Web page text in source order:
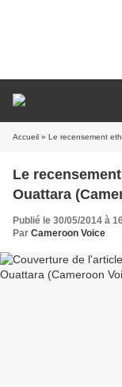
Accueil » Le recensement
Le
Ouattara
Publié le 30/05/2014 à
Par Cameroon Voice